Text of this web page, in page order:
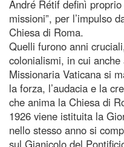
André Rétif definì
missioni”, per l’impulso
Chiesa di Roma.
Quelli furono anni
colonialismi, in cui
Missionaria Vaticana si
la forza, l’audacia e la
che anima la Chiesa di
1926 viene istituita la
nello stesso anno si
sul Gianicolo del